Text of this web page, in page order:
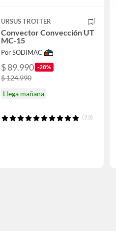
URSUS TROTTER
Convector Convección UT
MC-15
Por SODIMAC
$ 89.990 -28%
$ 124.990
Llega mañana
(73)